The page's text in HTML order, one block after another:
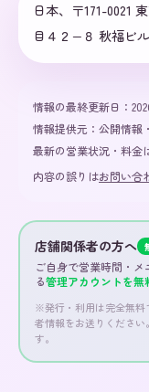
日本、〒171-0021
目４２−８ 秋福ビ
情報の最終更新日：
情報提供元： 公開情報
最新の営業状況・料金
内容の誤りはお問い合
店舗関係者の方へ
ご自身で営業時間・メ
る管理アカウントを無
※発行・利用は完全無料
者情報をお送りくださ
す。